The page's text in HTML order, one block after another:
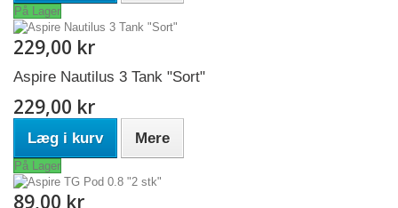
På Lager
229,00 kr
Aspire Nautilus 3 Tank "Sort"
229,00 kr
Læg i kurv Mere
På Lager
89,00 kr